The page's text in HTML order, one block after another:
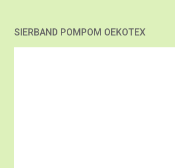
SIERBAND POMPOM OEKOTEX